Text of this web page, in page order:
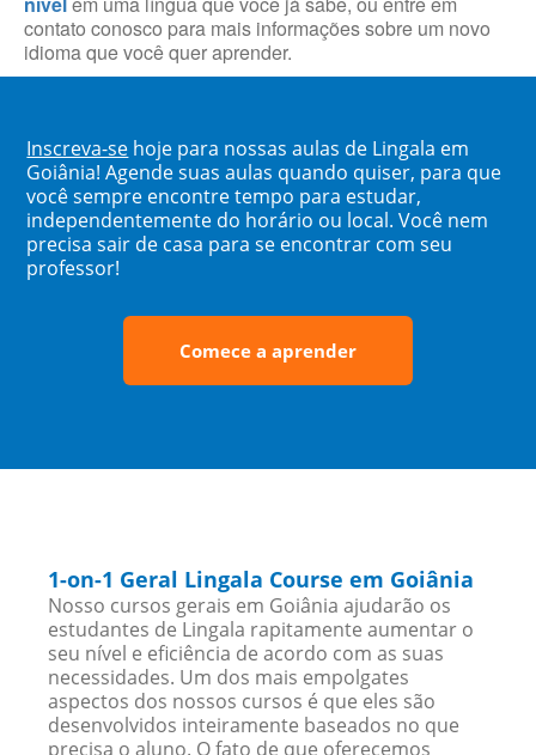
contato conosco para mais informações sobre um novo
idioma que você quer aprender.
Inscreva-se hoje para nossas aulas de Lingala em
Goiânia! Agende suas aulas quando quiser, para que
você sempre encontre tempo para estudar,
independentemente do horário ou local. Você nem
precisa sair de casa para se encontrar com seu
professor!
Comece a aprender
1-on-1 Geral Lingala Course em Goiânia
Nosso cursos gerais em Goiânia ajudarão os
estudantes de Lingala rapitamente aumentar o
seu nível e eficiência de acordo com as suas
necessidades. Um dos mais empolgates
aspectos dos nossos cursos é que eles são
desenvolvidos inteiramente baseados no que
precisa o aluno. O fato de que oferecemos